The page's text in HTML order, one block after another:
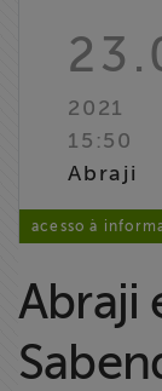
Informação
Liberdade de
Expressão
Projetos
Proteção
e Litigância
2021
15:50
Abraji
acesso à
Abraji